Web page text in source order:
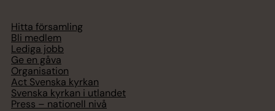
Hitta församling
Bli medlem
Lediga jobb
Ge en gåva
Organisation
Act Svenska kyrkan
Svenska kyrkan i utlandet
Press – nationell nivå